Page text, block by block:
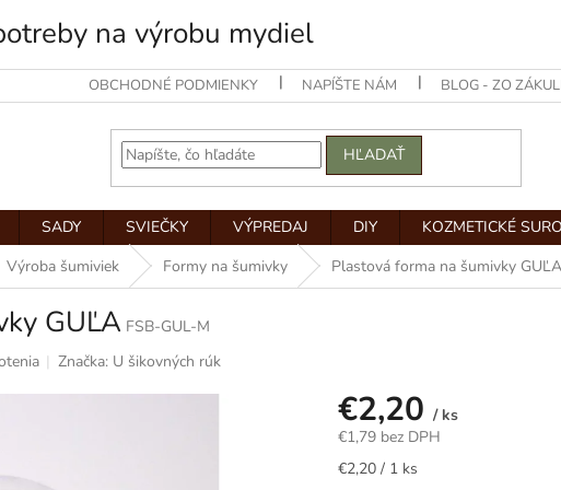
na výrobu mydiel
OBCHODNÉ PODMIENKY NAPÍŠTE NÁM BLOG - ZO
HĽADAŤ
SADY SVIEČKY VÝPREDAJ DIY
KOZMETICKÉ
Výroba šumiviek Formy na šumivky Plastová forma na šumivky GUĽA
GUĽA FSB-GUL-M
Značka: U šikovných rúk
€2,20 / ks
€1,79 bez DPH
Jednotková
€2,20 / 1 ks